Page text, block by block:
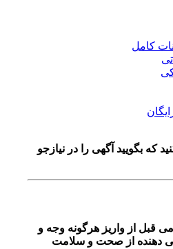
آگهی را در نیازجو
از واریز هرگونه وجه و
از صحت و سلامت